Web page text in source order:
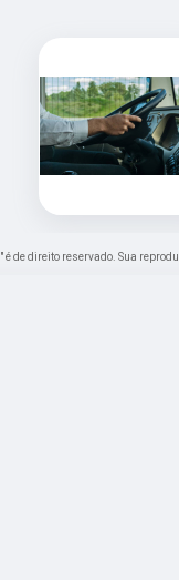
" é de direito reservado. Sua